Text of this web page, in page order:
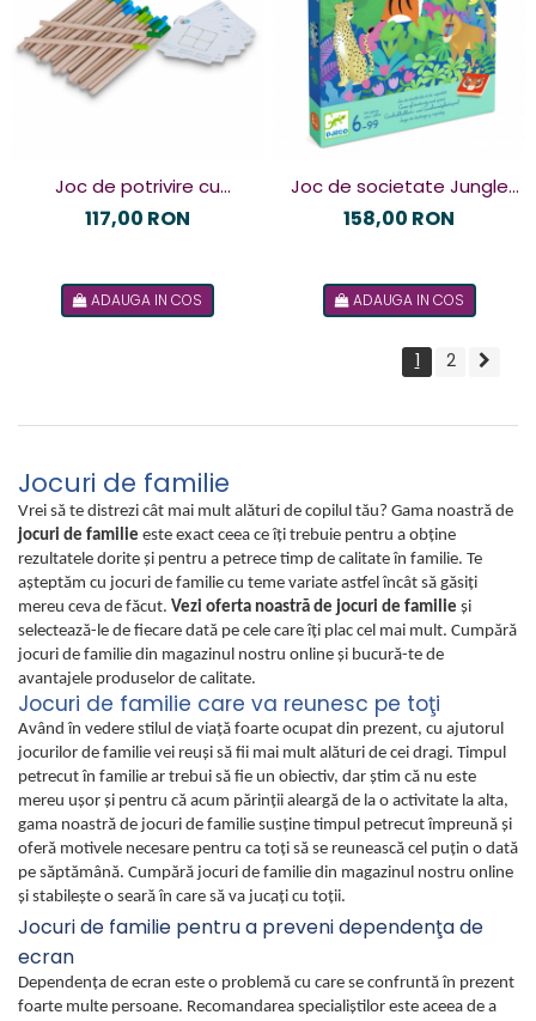
Joc de potrivire cu
chibrituri mari, BS Toys
117,00 RON
ADAUGA IN COS
Joc de societate Jungle
taquin, Djeco
158,00 RON
ADAUGA IN COS
1 2
Jocuri de familie
Vrei să te distrezi cât mai mult alături de copilul tău? Gama noastră de
jocuri de familie este exact ceea ce îţi trebuie pentru a obţine
rezultatele dorite şi pentru a petrece timp de calitate în familie. Te
aşteptăm cu jocuri de familie cu teme variate astfel încât să găsiţi
mereu ceva de făcut. Vezi oferta noastră de jocuri de familie şi
selectează-le de fiecare dată pe cele care îţi plac cel mai mult. Cumpără
jocuri de familie din magazinul nostru online şi bucură-te de
avantajele produselor de calitate.
Jocuri de familie care va reunesc pe toţi
Având în vedere stilul de viaţă foarte ocupat din prezent, cu ajutorul
jocurilor de familie vei reuşi să fii mai mult alături de cei dragi. Timpul
petrecut în familie ar trebui să fie un obiectiv, dar ştim că nu este
mereu uşor şi pentru că acum părinţii aleargă de la o activitate la alta,
gama noastră de jocuri de familie susţine timpul petrecut împreună şi
oferă motivele necesare pentru ca toţi să se reunească cel puţin o dată
pe săptămână. Cumpără jocuri de familie din magazinul nostru online
şi stabileşte o seară în care să va jucaţi cu toţii.
Jocuri de familie pentru a preveni dependenţa de
ecran
Dependenţa de ecran este o problemă cu care se confruntă în prezent
foarte multe persoane. Recomandarea specialiştilor este aceea de a